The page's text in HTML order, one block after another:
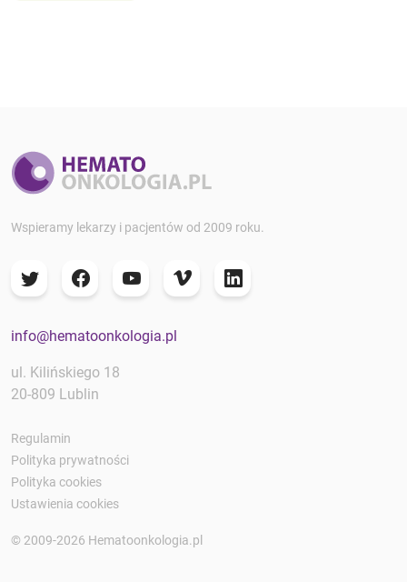
Wspieramy lekarzy i pacjentów od 2009 roku.
info@hematoonkologia.pl
ul. Kilińskiego 18
20-809 Lublin
Regulamin
Polityka prywatności
Polityka cookies
Ustawienia cookies
© 2009-2026 Hematoonkologia.pl